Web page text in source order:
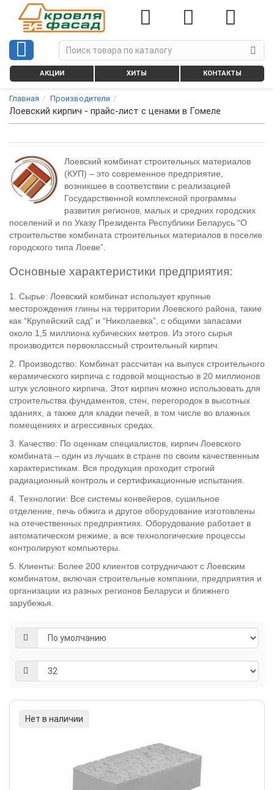
АКЦИИ ХИТЫ КОНТАКТЫ
Главная Производители
Лоевский кирпич - прайс-лист с ценами в Гомеле
Лоевский комбинат строительных материалов
(КУП) – это современное предприятие,
возникшее в соответствии с реализацией
Государственной комплексной программы
развития регионов, малых и средних городских
поселений и по Указу Президента Республики Беларусь “О
строительстве комбината строительных материалов в поселке
городского типа Лоеве”.
Основные характеристики предприятия:
1. Сырье: Лоевский комбинат использует крупные
месторождения глины на территории Лоевского района, такие
как “Крупейский сад” и “Николаевка”, с общими запасами
около 1,5 миллиона кубических метров. Из этого сырья
производится первоклассный строительный кирпич.
2. Производство: Комбинат рассчитан на выпуск строительного
керамического кирпича с годовой мощностью в 20 миллионов
штук условного кирпича. Этот кирпич можно использовать для
строительства фундаментов, стен, перегородок в высотных
зданиях, а также для кладки печей, в том числе во влажных
помещениях и агрессивных средах.
3. Качество: По оценкам специалистов, кирпич Лоевского
комбината – один из лучших в стране по своим качественным
характеристикам. Вся продукция проходит строгий
радиационный контроль и сертификационные испытания.
4. Технологии: Все системы конвейеров, сушильное
отделение, печь обжига и другое оборудование изготовлены
на отечественных предприятиях. Оборудование работает в
автоматическом режиме, а все технологические процессы
контролируют компьютеры.
5. Клиенты: Более 200 клиентов сотрудничают с Лоевским
комбинатом, включая строительные компании, предприятия и
организации из разных регионов Беларуси и ближнего
зарубежья.
Нет в наличии